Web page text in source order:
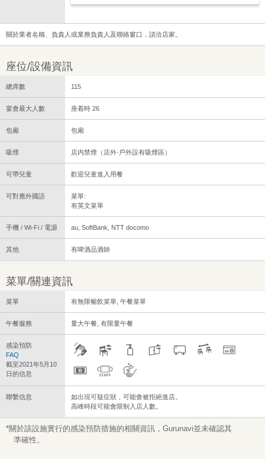
關於業者名稱、負責人或業務負責人及聯絡窗口，請洽店家。
座位/設備資訊
總席數 115
宴會最大人數 座着時 26
包廂 包廂
吸煙 店内禁煙（店外·戶外設有吸煙區）
可帶兒童 歡迎兒童進入用餐
可對應外國語
菜單:
有英文菜單
手機 / Wi-Fi / 電源 au, SoftBank, NTT docomo
其他 有啤酒品酒師
菜單/關連資訊
菜單 有無限暢飲菜單, 午餐菜單
午餐服務 量大午餐, 有限量午餐
感染預防
FAQ
截至2021年5月10
日的信息
聯繫信息
如出現可疑症狀，可能會被拒絕進店。
高峰時段可能會限制入店人數。
*關於該設施實行的感染預防措施的相關資訊，Gurunavi並未確認其
準確性。